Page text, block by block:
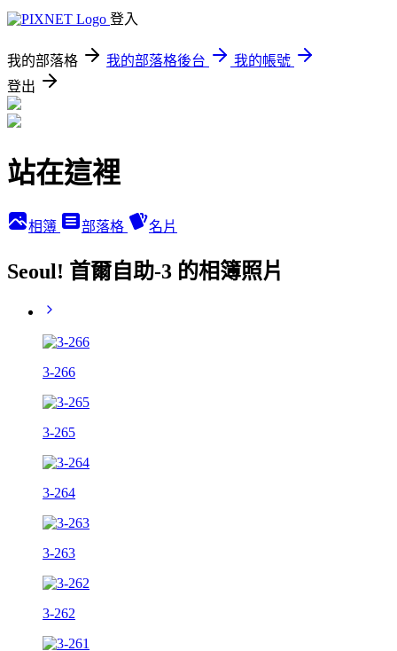
登入
我的部落格 我的部落格後台
我的帳號
登出
站在這裡
相簿 部落格 名片
Seoul! 首爾自助-3 的相簿照片
3-266
3-265
3-264
3-263
3-262